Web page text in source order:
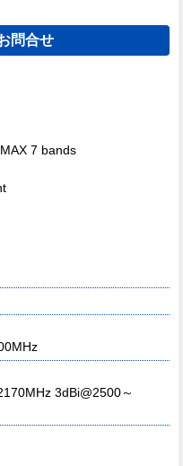
問合せ
7 bands
3dBi@2500～